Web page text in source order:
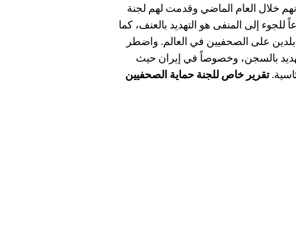
خلال العام الماضي وقدمت لهم لجنة
إلى المنفى هو التهديد بالعنف، كما
على الصحفيين في العالم. واضطر
بالسجن، وخصوصاً في إيران حيث
تقرير خاص للجنة حماية الصحفيين